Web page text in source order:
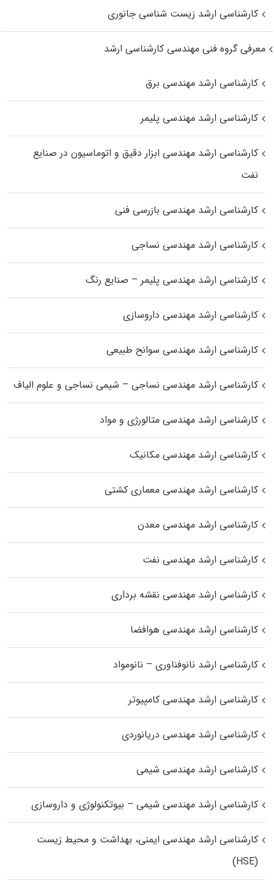
کارشناسی ارشد زیست‌ شناسی جانوری
معرفی گروه فنی مهندسی کارشناسی ارشد
کارشناسی ارشد مهندسی برق
کارشناسی ارشد مهندسی پلیمر
کارشناسی ارشد مهندسی ابزار دقیق و اتوماسیون در صنایع
نفت
کارشناسی ارشد مهندسی بازرسی فنی
کارشناسی ارشد مهندسی نساجی
کارشناسی ارشد مهندسی پلیمر – صنایع رنگ
کارشناسی ارشد مهندسی داروسازی
کارشناسی ارشد مهندسی سوانح طبیعی
کارشناسی ارشد مهندسی نساجی – شیمی نساجی و علوم الیاف
کارشناسی ارشد مهندسی متالورژی و مواد
کارشناسی ارشد مهندسی مکانیک
کارشناسی ارشد مهندسی معماری کشتی
کارشناسی ارشد مهندسی معدن
کارشناسی ارشد مهندسی نفت
کارشناسی ارشد مهندسی نقشه برداری
کارشناسی ارشد مهندسی هوافضا
کارشناسی ارشد نانوفناوری – نانومواد
کارشناسی ارشد مهندسی کامپیوتر
کارشناسی ارشد مهندسی دریانوردی
کارشناسی ارشد مهندسی شیمی
کارشناسی ارشد مهندسی شیمی – بیوتکنولوژی و داروسازی
کارشناسی ارشد مهندسی ایمنی، بهداشت و محیط زیست
(HSE)